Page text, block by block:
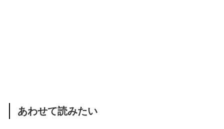
あわせて読みたい